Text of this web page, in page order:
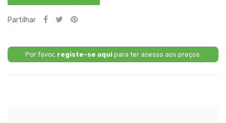
Partilhar
Por favor, registe-se aquipara ter acesso aos preços.